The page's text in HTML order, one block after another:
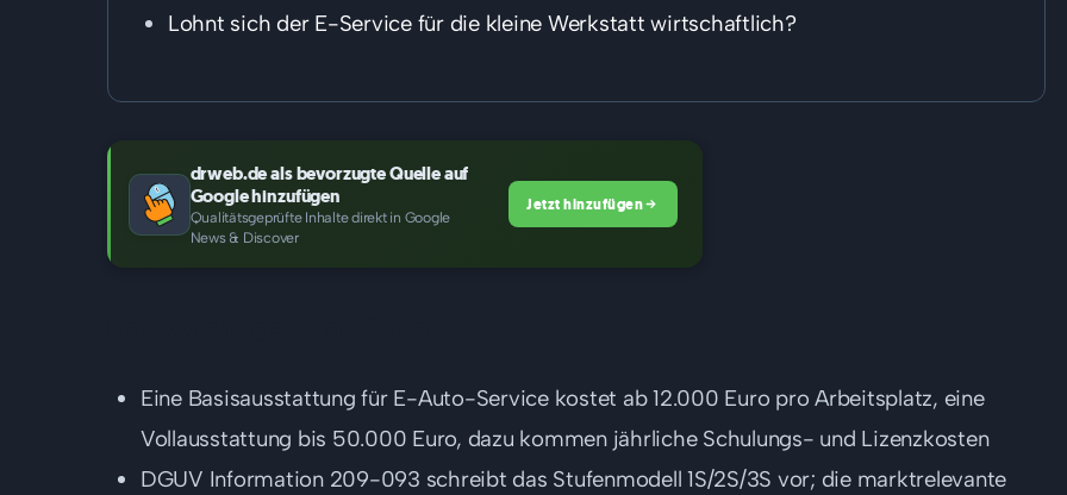
Lohnt sich der E-Service für die kleine Werkstatt wirtschaftlich?
drweb.de als bevorzugte Quelle auf
Google hinzufügen
Qualitätsgeprüfte Inhalte direkt in Google
News & Discover
Jetzt hinzufügen
Eine Basisausstattung für E-Auto-Service kostet ab 12.000 Euro pro Arbeitsplatz, eine
Vollausstattung bis 50.000 Euro, dazu kommen jährliche Schulungs- und Lizenzkosten
DGUV Information 209-093 schreibt das Stufenmodell 1S/2S/3S vor; die marktrelevante